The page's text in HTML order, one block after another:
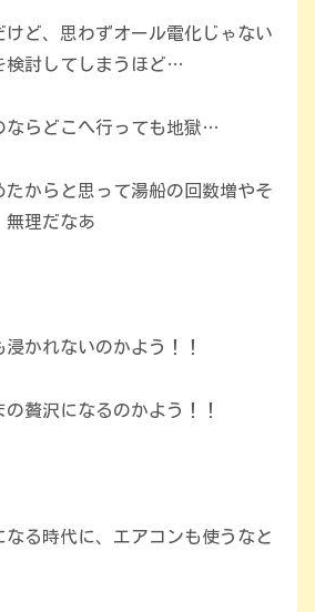
けど、思わずオール電化じゃない
検討してしまうほど…
ならどこへ行っても地獄…
たからと思って湯船の回数増やそ
無理だなあ
かれないのかよう！！
贅沢になるのかよう！！
る時代に、エアコンも使うなと